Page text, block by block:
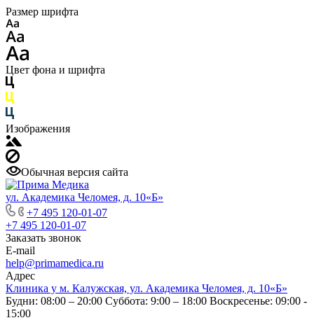
Размер шрифта
Цвет фона и шрифта
Изображения
Обычная версия сайта
ул. Академика Челомея, д. 10«Б»
+7 495 120-01-07
+7 495 120-01-07
Заказать звонок
E-mail
help@primamedica.ru
Адрес
Клиника у м. Калужская, ул. Академика Челомея, д. 10«Б»
Будни: 08:00 – 20:00 Суббота: 9:00 – 18:00 Воскресенье: 09:00 -
15:00